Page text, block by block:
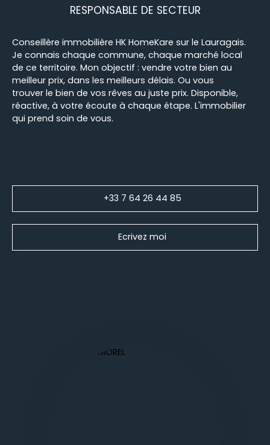
RESPONSABLE DE SECTEUR
Conseillère immobilière HK HomeKare sur le Lauragais.
Je connais chaque commune, chaque marché local
de ce territoire. Mon objectif : vendre votre bien au
meilleur prix, dans les meilleurs délais. Ou vous
trouver le bien de vos rêves au juste prix. Disponible,
réactive, à votre écoute à chaque étape. L'immobilier
qui prend soin de vous.
+33 7 64 26 44 85
Ecrivez moi